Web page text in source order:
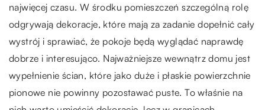
najwięcej czasu. W środku pomieszczeń szczególną rolę
odgrywają dekoracje, które mają za zadanie dopełnić cały
wystrój i sprawiać, że pokoje będą wyglądać naprawdę
dobrze i interesująco. Najważniejsze wewnątrz domu jest
wypełnienie ścian, które jako duże i płaskie powierzchnie
pionowe nie powinny pozostawać puste. To właśnie na